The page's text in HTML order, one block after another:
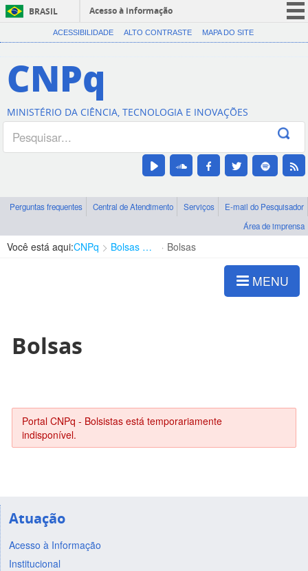
BRASIL
Acesso à informação
CORONAVÍRUS (COVID-19)
Canais
ACESSIBILIDADE ALTO CONTRASTE MAPA DO SITE
CNPq
MINISTÉRIO DA CIÊNCIA, TECNOLOGIA E INOVAÇÕES
Perguntas frequentes Central de Atendimento Serviços
E-mail do Pesquisador
Área de imprensa
Você está aqui:CNPq Bolsas e Auxílios Vigentes Bolsas
MENU
Bolsas
Portal CNPq - Bolsistas está temporariamente
indisponível.
Atuação
Acesso à Informação
Institucional